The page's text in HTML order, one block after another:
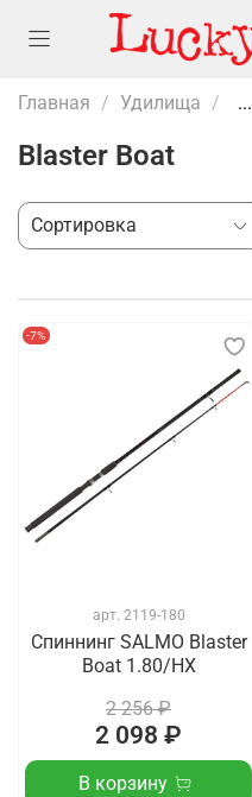
Главная Удилища ...
Blaster Boat
-7%
арт. 2119-180
Спиннинг SALMO Blaster
Boat 1.80/HX
2 256 ₽
2 098 ₽
В корзину